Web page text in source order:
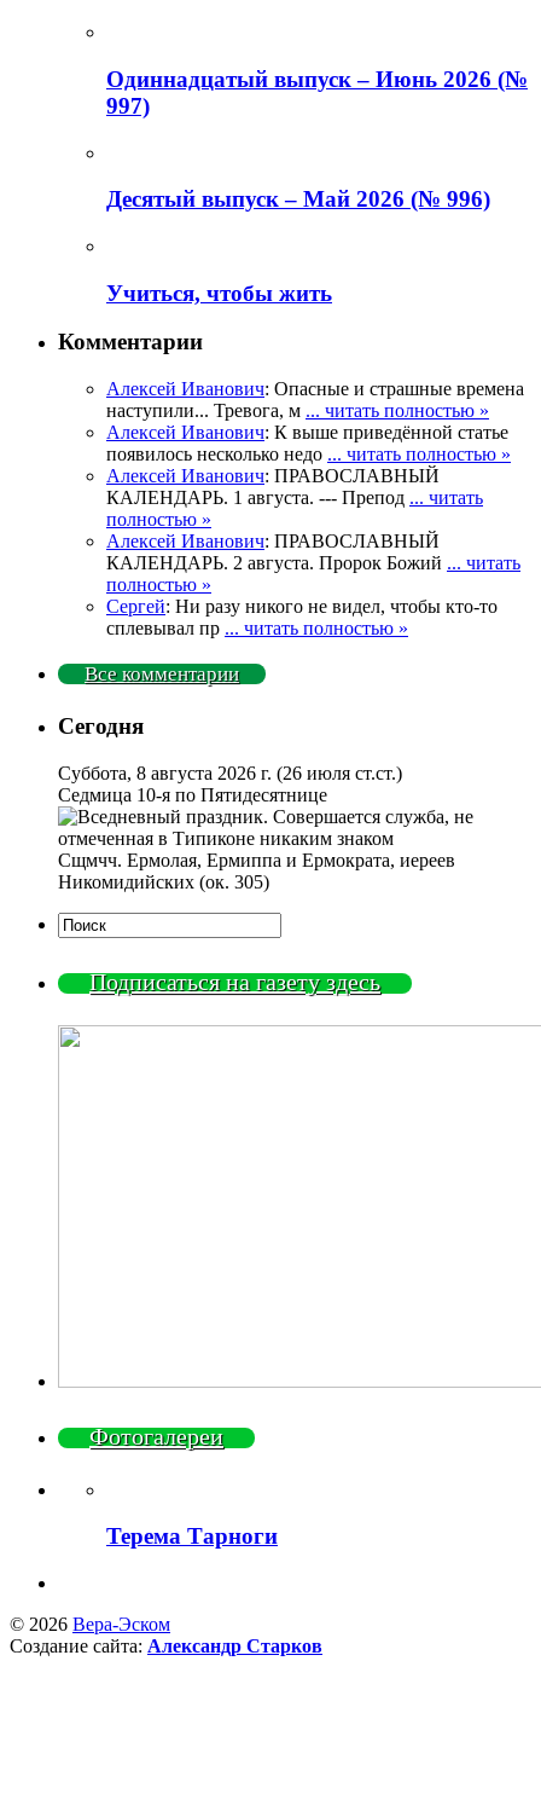
Одиннадцатый выпуск – Июнь 2026 (№
997)
Деcятый выпуск – Май 2026 (№ 996)
Учиться, чтобы жить
Комментарии
Алексей Иванович: Опасные и страшные времена
наступили... Тревога, м ... читать полностью »
Алексей Иванович: К выше приведённой статье
появилось несколько недо ... читать полностью »
Алексей Иванович: ПРАВОСЛАВНЫЙ
КАЛЕНДАРЬ. 1 августа. --- Препод ... читать
полностью »
Алексей Иванович: ПРАВОСЛАВНЫЙ
КАЛЕНДАРЬ. 2 августа. Пророк Божий ... читать
полностью »
Сергей: Ни разу никого не видел, чтобы кто-то
сплевывал пр ... читать полностью »
Все комментарии
Сегодня
Суббота, 8 августа 2026 г. (26 июля ст.ст.)
Седмица 10-я по Пятидесятнице
Сщмчч. Ермолая, Ермиппа и Ермократа, иереев
Никомидийских (ок. 305)
Подписаться на газету здесь
Фотогалереи
Терема Тарноги
© 2026 Вера-Эском
Создание сайта: Александр Старков